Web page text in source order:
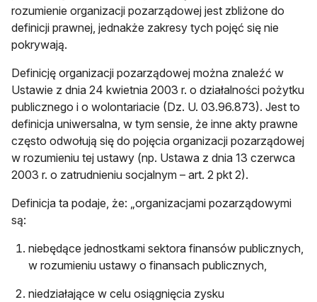
rozumienie organizacji pozarządowej jest zbliżone do
definicji prawnej, jednakże zakresy tych pojęć się nie
pokrywają.
Definicję organizacji pozarządowej można znaleźć w
Ustawie z dnia 24 kwietnia 2003 r. o działalności pożytku
publicznego i o wolontariacie (Dz. U. 03.96.873). Jest to
definicja uniwersalna, w tym sensie, że inne akty prawne
często odwołują się do pojęcia organizacji pozarządowej
w rozumieniu tej ustawy (np. Ustawa z dnia 13 czerwca
2003 r. o zatrudnieniu socjalnym – art. 2 pkt 2).
Definicja ta podaje, że: „organizacjami pozarządowymi
są:
niebędące jednostkami sektora finansów publicznych,
w rozumieniu ustawy o finansach publicznych,
niedziałające w celu osiągnięcia zysku